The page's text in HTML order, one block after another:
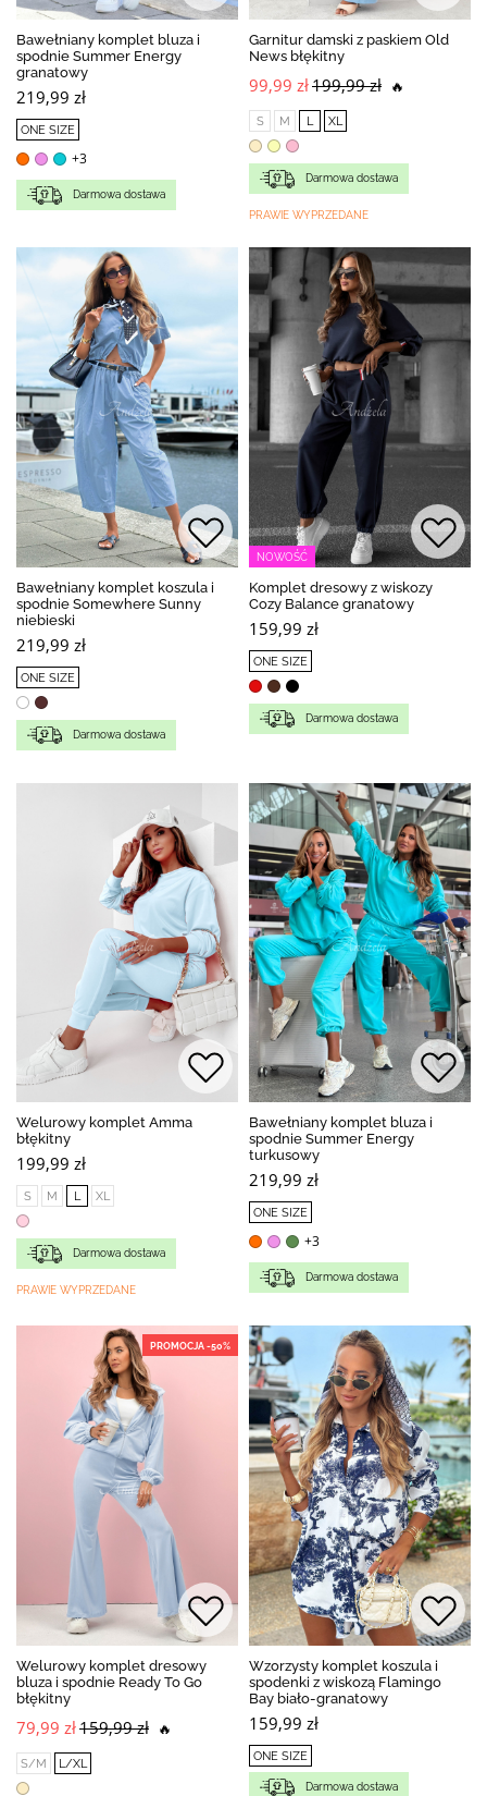
Bawełniany komplet bluza i
spodnie Summer Energy
granatowy
219,99 zł
ONE SIZE
+3
Darmowa dostawa
Garnitur damski z paskiem Old
News błękitny
99,99 zł199,99 zł 🔥
S M L XL
Darmowa dostawa
PRAWIE WYPRZEDANE
Bawełniany komplet koszula i
spodnie Somewhere Sunny
niebieski
219,99 zł
ONE SIZE
Darmowa dostawa
NOWOŚĆ
Komplet dresowy z wiskozy
Cozy Balance granatowy
159,99 zł
ONE SIZE
Darmowa dostawa
Welurowy komplet Amma
błękitny
199,99 zł
S M L XL
Darmowa dostawa
PRAWIE WYPRZEDANE
Bawełniany komplet bluza i
spodnie Summer Energy
turkusowy
219,99 zł
ONE SIZE
+3
Darmowa dostawa
PROMOCJA -50%
Welurowy komplet dresowy
bluza i spodnie Ready To Go
błękitny
79,99 zł159,99 zł 🔥
S/M L/XL
Wzorzysty komplet koszula i
spodenki z wiskozą Flamingo
Bay biało-granatowy
159,99 zł
ONE SIZE
Darmowa dostawa